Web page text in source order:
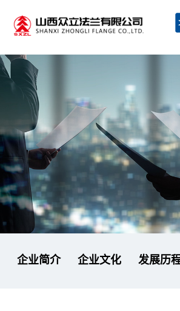
首页
走进众立
产品中心
技术研发
生产和质检
企业简介 企业文化 发展历